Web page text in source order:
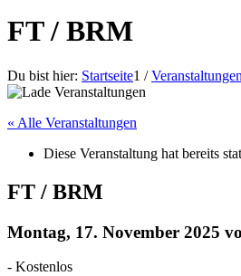
FT / BRM
Du bist hier: Startseite1 / Veranstaltungen
« Alle Veranstaltungen
Diese Veranstaltung hat bereits
FT / BRM
Montag, 17. November 2025
- Kostenlos